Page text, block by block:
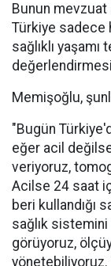
Bunun mevzuat
Türkiye sadece
sağlıklı
Memişoğlu,
"Bugün
eğer acil
veriyoruz,
Acilse 24 saat
beri kullandığı
sağlık sistemini
görüyoruz,
yönetebiliyoruz.